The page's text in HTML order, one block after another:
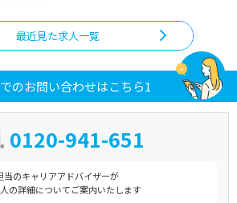
最近見た求人一覧
のお問い合わせはこちら1
0120-941-651
当のキャリアアドバイザーが
の詳細についてご案内いたします